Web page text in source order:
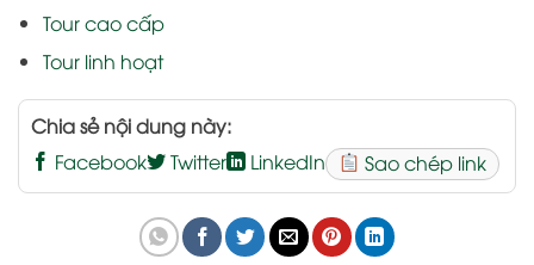
Tour cao cấp
Tour linh hoạt
Chia sẻ nội dung này:
Facebook
Twitter LinkedIn Sao chép link